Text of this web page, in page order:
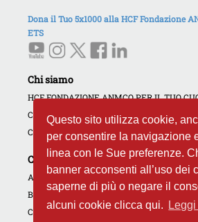
Questo sito utilizza cookie,
per consentire la navigazione
linea con le Sue preferenze.
banner acconsenti all’uso dei
saperne di più o negare il
alcuni cookie clicca qui.
Dona il Tuo 5x1000 alla HCF Fondazione
ETS
Chi siamo
HCF FONDAZIONE ANMCO PER IL TUO
COME AIUTARCI
CONTATTI
Campagne e iniziative
AMBASCIATORI DEL CUORE
BANCA DEL CUORE
CARDIOLOGIE APERTE